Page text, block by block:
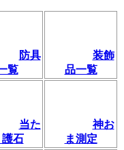
防具
覧
装飾
品一覧
当た
護石
神お
ま測定